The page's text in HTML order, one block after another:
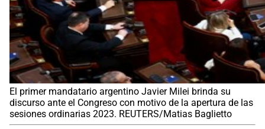
El primer mandatario argentino Javier Milei brinda su
discurso ante el Congreso con motivo de la apertura de las
sesiones ordinarias 2023. REUTERS/Matias Baglietto